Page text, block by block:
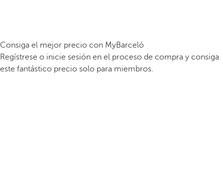
Consiga el mejor precio con MyBarceló
Regístrese o inicie sesión en el proceso de compra y consiga
este fantástico precio solo para miembros.